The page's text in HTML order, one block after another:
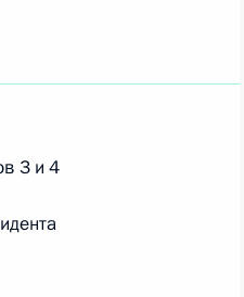
3 и 4